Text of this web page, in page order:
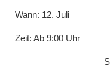
Wann: 12. Juli
Zeit: Ab 9:00 Uhr